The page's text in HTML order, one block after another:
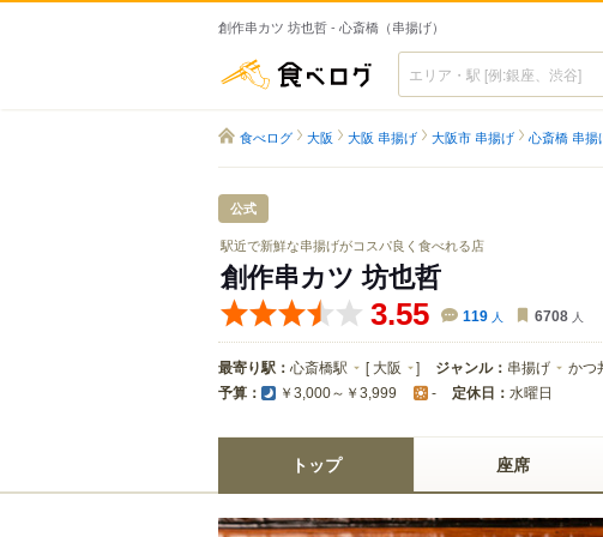
創作串カツ 坊也哲 - 心斎橋（串揚げ）
食べログ
食べログ 大阪 大阪 串揚げ 大阪市 串揚げ 心斎橋 串揚
公式
駅近で新鮮な串揚げがコスパ良く食べれる店
創作串カツ 坊也哲
3.55 119 人 6708 人
最寄り駅： 心斎橋駅 [ 大阪 ] ジャンル： 串揚げ かつ
予算： ￥3,000～￥3,999 - 定休日： 水曜日
トップ 座席